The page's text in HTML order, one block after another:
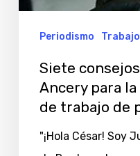
periodista
Periodismo Trabajo
Siete
Ancery para
de trabajo de
"¡Hola César! Soy